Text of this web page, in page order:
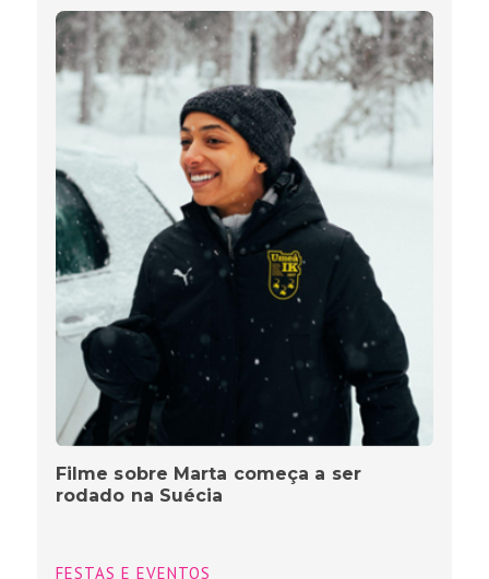
Filme sobre Marta começa a ser
rodado na Suécia
FESTAS E EVENTOS